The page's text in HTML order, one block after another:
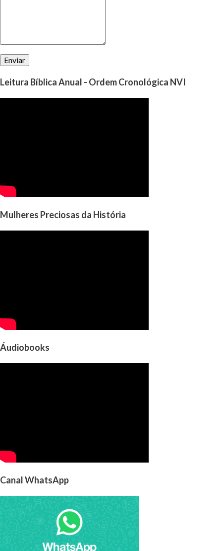
Leitura Bíblica Anual - Ordem Cronológica NVI
Mulheres Preciosas da História
Áudiobooks
Canal WhatsApp